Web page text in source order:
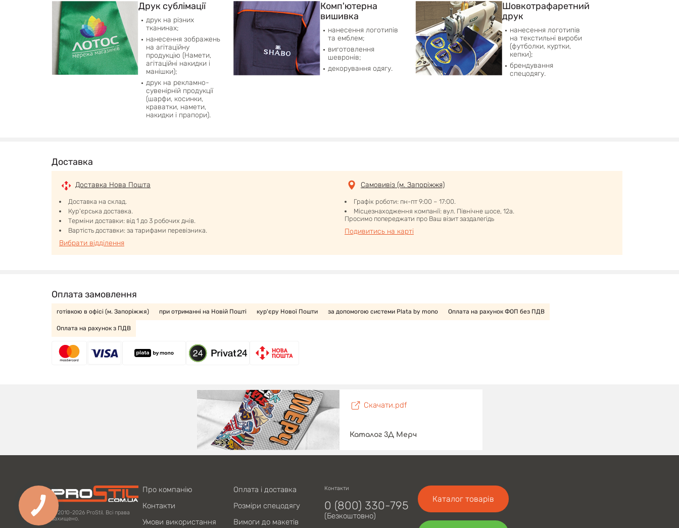
Друк сублімації
друк на різних
тканинах;
нанесення зображень
на агітаційну
продукцію (Намети,
агітаційні накидки і
манішки);
друк на рекламно-
сувенірній продукції
(шарфи, косинки,
краватки, намети,
накидки і прапори).
Комп'ютерна
вишивка
нанесення логотипів
та емблем;
виготовлення
шевронів;
декорування одягу.
Шовкотрафаретний
друк
нанесення логотипів
на текстильні вироби
(футболки, куртки,
кепки);
брендування
спецодягу.
Доставка
Доставка Нова Пошта
Доставка на склад.
Кур'єрська доставка.
Терміни доставки: від 1 до 3 робочих днів.
Вартість доставки: за тарифами перевізника.
Вибрати відділення
Самовивіз (м. Запоріжжя)
Графік роботи: пн-пт 9:00 – 17:00.
Місцезнаходження компанії: вул. Північне шосе, 12а.
Просимо попереджати про Ваш візит заздалегідь
Подивитись на карті
Оплата замовлення
готівкою в офісі (м. Запоріжжя) при отриманні на Новій Пошті кур'єру Нової Пошти за допомогою системи Plata by mono Оплата на рахунок ФОП без ПДВ
Оплата на рахунок з ПДВ
Скачати.pdf
Каталог 3Д Мерч
© 2010-2026 ProStil. Всі права
захищено.
Про компанію
Контакти
Умови використання
Оплата і доставка
Розміри спецодягу
Вимоги до макетів
Контакти
0 (800) 330-795
(Безкоштовно)
Каталог товарів